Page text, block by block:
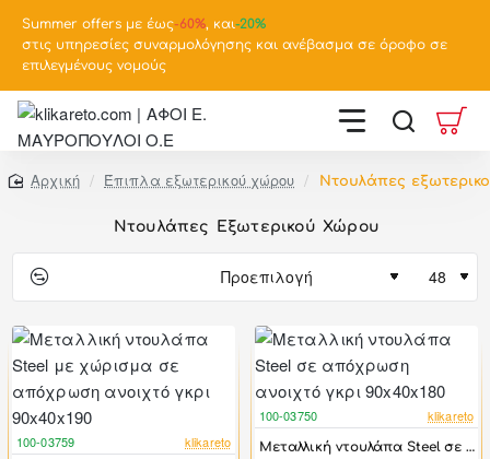
Summer offers με έως-60%, και-20%
στις υπηρεσίες συναρμολόγησης και ανέβασμα σε όροφο σε
επιλεγμένους νομούς
home
Έπιπλα εξωτερικού χώρου Ντουλάπες
Ντουλάπες Εξωτερικού Χώρου
-47%
100-03759 klikareto
-50%
100-03750 klikareto
Μεταλλική ντουλάπα Steel σε απόχρωση ανοιχτό γκρι 90x40x180